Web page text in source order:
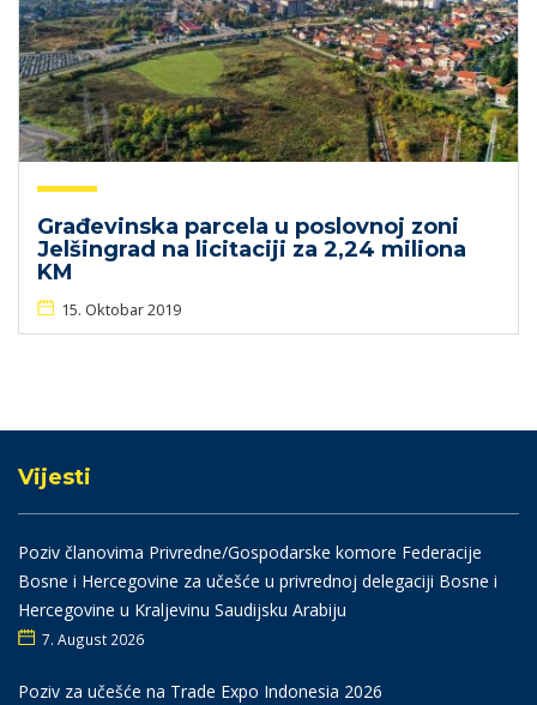
Građevinska parcela u poslovnoj zoni
Jelšingrad na licitaciji za 2,24 miliona
KM
15. Oktobar 2019
Vijesti
Poziv članovima Privredne/Gospodarske komore Federacije
Bosne i Hercegovine za učešće u privrednoj delegaciji Bosne i
Hercegovine u Kraljevinu Saudijsku Arabiju
7. August 2026
Poziv za učešće na Trade Expo Indonesia 2026